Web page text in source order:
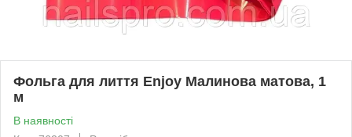
Фольга для лиття Enjoy Малинова матова, 1
м
В наявності